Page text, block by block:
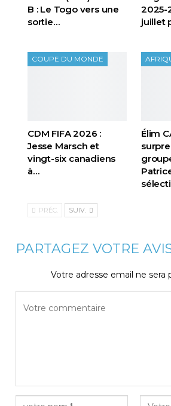
B : Le Togo vers une
sortie…
2025-
juillet
COUPE DU MONDE
CDM FIFA 2026 :
Jesse Marsch et
vingt-six canadiens
à…
Élim
PRÉC. SUIV.
PARTAGEZ VOTRE
Votre adresse email ne sera